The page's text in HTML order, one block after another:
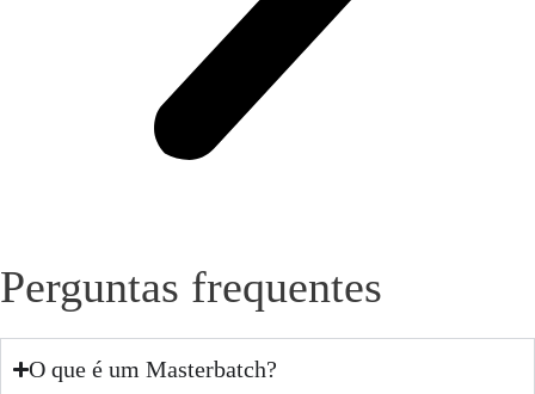
Perguntas frequentes
O que é um Masterbatch?